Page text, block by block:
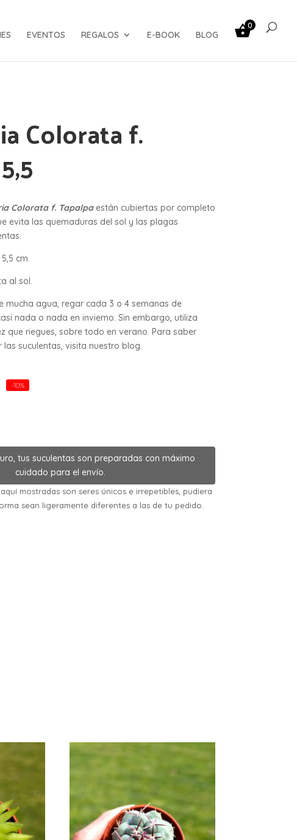
EVENTOS REGALOS E-BOOK BLOG
0
Colorata f.
Colorata f. Tapalpa están cubiertas por completo
evita las quemaduras del sol y las plagas
cm.
al sol.
mucha agua, regar cada 3 o 4 semanas de
nada o nada en invierno. Sin embargo, utiliza
que riegues, sobre todo en verano. Para saber
suculentas, visita nuestro blog.
-10%
tus suculentas son preparadas con máximo
cuidado para el envío.
mostradas son seres únicos e irrepetibles, pudiera
sean ligeramente diferentes a las de tu pedido.